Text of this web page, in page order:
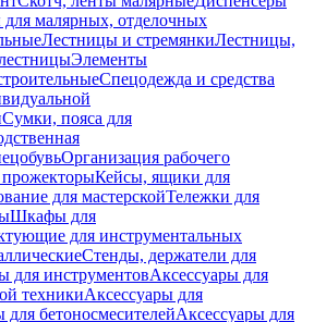
для малярных, отделочных
Лестницы и стремянкиЛестницы,
Элементы
Спецодежда и средства
Сумки, пояса для
Организация рабочего
Кейсы, ящики для
для мастерскойТележки для
Шкафы для
для инструментальных
Стенды, держатели для
для инструментовАксессуары для
техникиАксессуары для
для бетоносмесителейАксессуары для